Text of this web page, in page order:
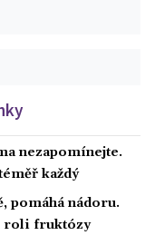
nezapomínejte.
každý
pomáhá nádoru.
roli fruktózy